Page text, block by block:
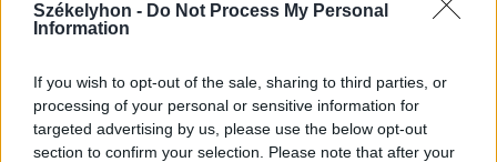
Székelyhon - Do Not Process My Personal
Information
If you wish to opt-out of the sale, sharing to third parties, or
processing of your personal or sensitive information for
targeted advertising by us, please use the below opt-out
section to confirm your selection. Please note that after your
Több év alatt épül meg a bögözi